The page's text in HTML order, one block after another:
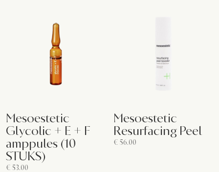
Mesoestetic
Glycolic + E + F
amppules (10
STUKS)
€ 53.00
Mesoestetic
Resurfacing Peel
€ 56.00